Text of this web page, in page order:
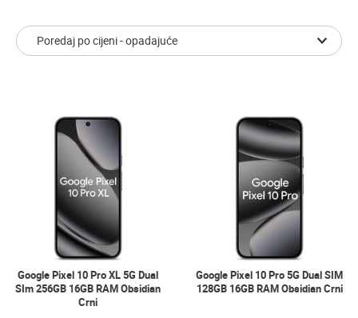
Google Pixel 10 Pro XL 5G Dual
SIm 256GB 16GB RAM Obsidian
Crni
Google Pixel 10 Pro 5G Dual SIM
128GB 16GB RAM Obsidian Crni